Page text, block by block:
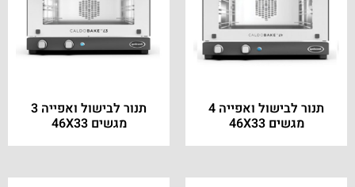
תנור לבישול ואפייה 4
מגשים 46X33
תנור לבישול ואפייה 3
מגשים 46X33